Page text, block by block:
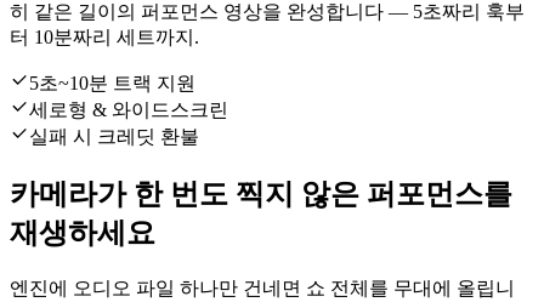
히 같은 길이의 퍼포먼스 영상을 완성합니다 — 5초짜리 훅부
터 10분짜리 세트까지.
5초~10분 트랙 지원
세로형 & 와이드스크린
실패 시 크레딧 환불
카메라가 한 번도 찍지 않은 퍼포먼스를
재생하세요
엔진에 오디오 파일 하나만 건네면 쇼 전체를 무대에 올립니